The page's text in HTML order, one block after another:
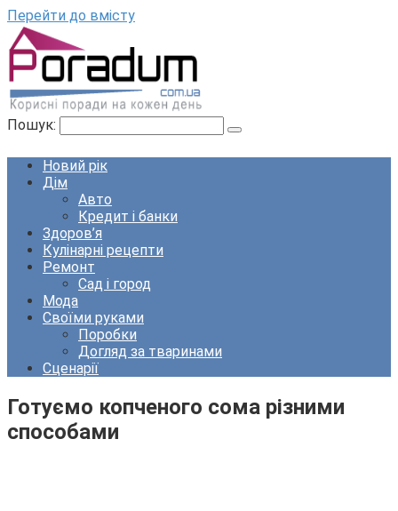
Перейти до вмісту
Пошук:
Новий рік
Дім
Авто
Кредит і банки
Здоров’я
Кулінарні рецепти
Ремонт
Сад і город
Мода
Своїми руками
Поробки
Догляд за тваринами
Сценарії
Готуємо копченого сома різними
способами